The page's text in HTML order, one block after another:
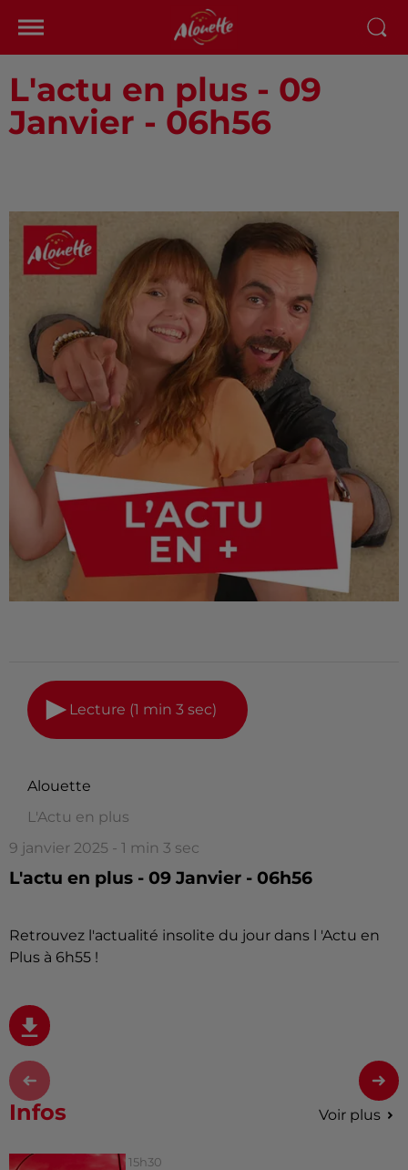
L'actu en plus - 09
Janvier - 06h56
Lecture (1 min 3 sec)
Alouette
L'Actu en plus
9 janvier 2025 - 1 min 3 sec
L'actu en plus - 09 Janvier - 06h56
Retrouvez l'actualité insolite du jour dans l 'Actu en
Plus à 6h55 !
Infos Voir plus
15h30